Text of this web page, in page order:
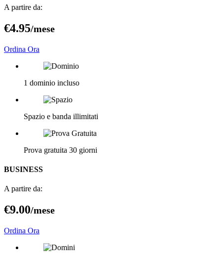
A partire da:
€4.95/mese
Ordina Ora
1 dominio incluso
Spazio e banda illimitati
Prova gratuita 30 giorni
BUSINESS
A partire da:
€9.00/mese
Ordina Ora